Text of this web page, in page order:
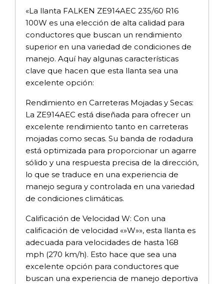
«La llanta FALKEN ZE914AEC 235/60 R16
100W es una elección de alta calidad para
conductores que buscan un rendimiento
superior en una variedad de condiciones de
manejo. Aquí hay algunas características
clave que hacen que esta llanta sea una
excelente opción:
Rendimiento en Carreteras Mojadas y Secas:
La ZE914AEC está diseñada para ofrecer un
excelente rendimiento tanto en carreteras
mojadas como secas. Su banda de rodadura
está optimizada para proporcionar un agarre
sólido y una respuesta precisa de la dirección,
lo que se traduce en una experiencia de
manejo segura y controlada en una variedad
de condiciones climáticas.
Calificación de Velocidad W: Con una
calificación de velocidad «»W»», esta llanta es
adecuada para velocidades de hasta 168
mph (270 km/h). Esto hace que sea una
excelente opción para conductores que
buscan una experiencia de manejo deportiva